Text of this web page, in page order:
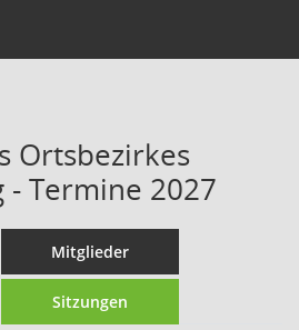
Ortsbezirkes
- Termine 2027
Mitglieder
Sitzungen